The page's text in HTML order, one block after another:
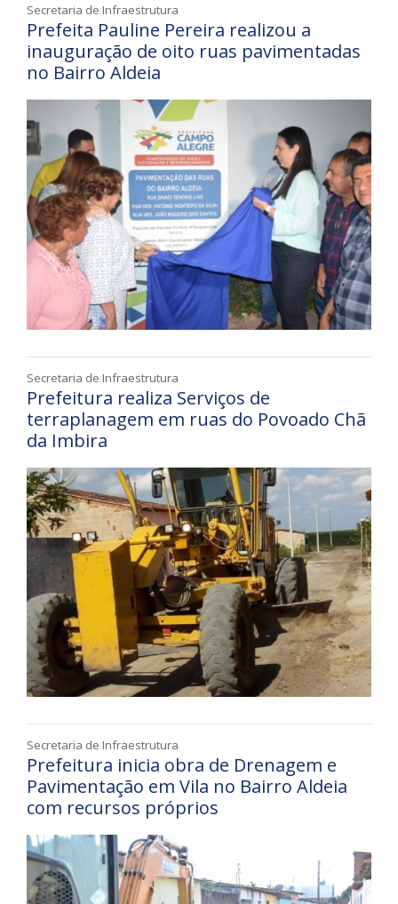
Secretaria de Infraestrutura
Prefeita Pauline Pereira realizou a
inauguração de oito ruas pavimentadas
no Bairro Aldeia
Secretaria de Infraestrutura
Prefeitura realiza Serviços de
terraplanagem em ruas do Povoado Chã
da Imbira
Secretaria de Infraestrutura
Prefeitura inicia obra de Drenagem e
Pavimentação em Vila no Bairro Aldeia
com recursos próprios